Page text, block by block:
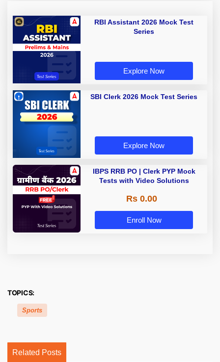
RBI Assistant 2026 Mock Test
Series
Explore Now
SBI Clerk 2026 Mock Test Series
Explore Now
IBPS RRB PO | Clerk PYP Mock
Tests with Video Solutions
Rs 0.00
Enroll Now
TOPICS:
Sports
Related Posts